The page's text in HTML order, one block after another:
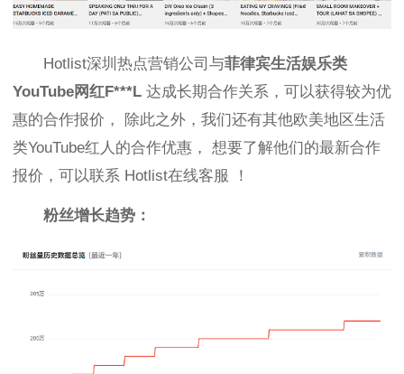
Hotlist深圳热点营销公司 与菲律宾生活娱乐类
YouTube网红F***L 达成长期合作关系，可以获得较为优
惠的合作报价，
除此之外，我们还有其他欧美地区生活
类YouTube红人的合作优惠，
想要了解他们的最新合作
报价，可以联系 Hotlist在线客服 ！
粉丝增长趋势：